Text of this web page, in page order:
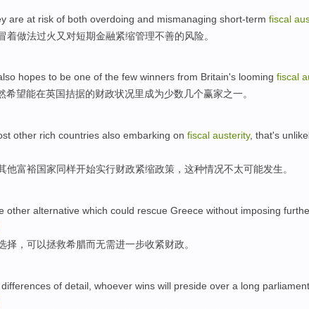
are at risk of both overdoing and mismanaging short-term fiscal
着做法过火 又 对短期金融紧缩管理不善的风险。
hopes to be one of the few winners from Britain's looming fiscal
希望能在英国拮据的财政状况里成为少数几个赢家之一。
other rich countries also embarking on fiscal austerity, that's
他富裕国家同样开始实行财政紧缩政策 ， 这种情况不太可能发生。
other alternative which could rescue Greece without imposing
择 ， 可以拯救希腊而无需进一步收紧财政。
of detail whoever wins will preside over a long parliament